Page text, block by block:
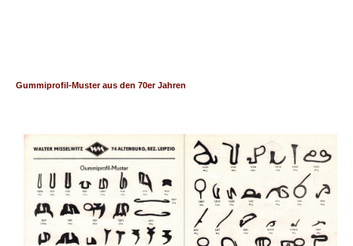
Gummiprofil-Muster aus den 70er Jahren